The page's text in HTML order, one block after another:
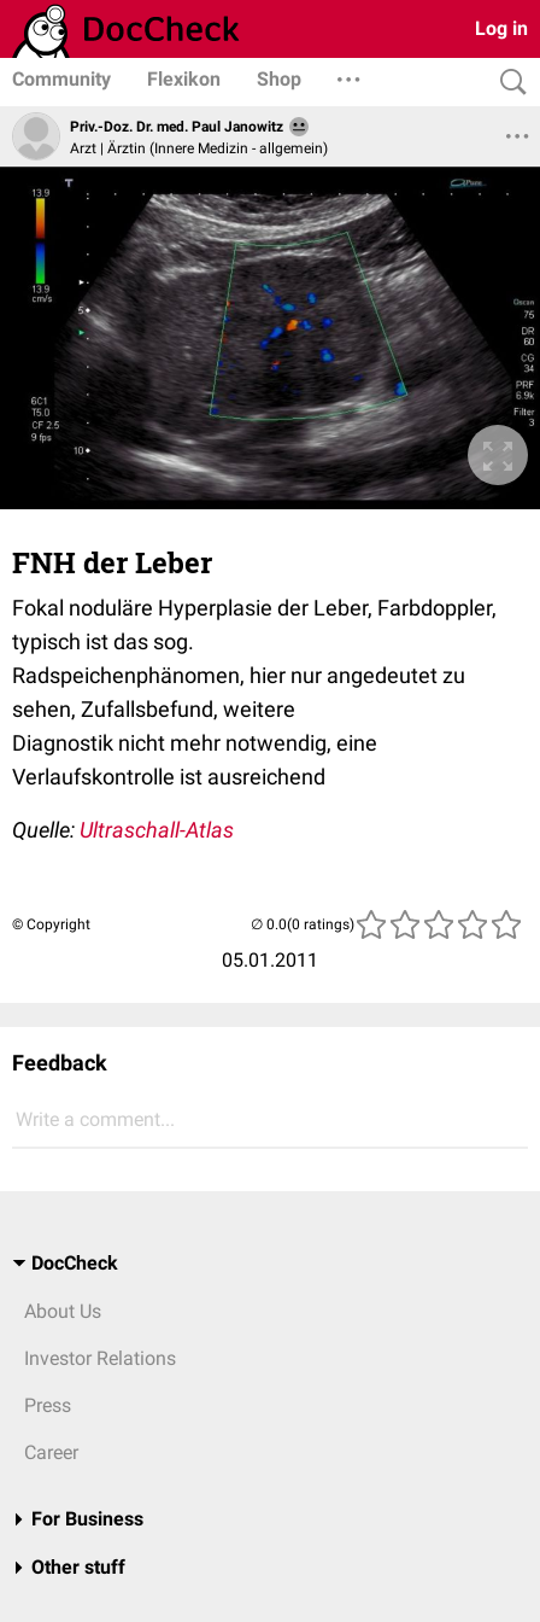
Log in
Community Flexikon Shop
Priv.-Doz. Dr. med. Paul Janowitz
Arzt | Ärztin (Innere Medizin - allgemein)
FNH der Leber
Fokal noduläre Hyperplasie der Leber, Farbdoppler,
typisch ist das sog.
Radspeichenphänomen, hier nur angedeutet zu
sehen, Zufallsbefund, weitere
Diagnostik nicht mehr notwendig, eine
Verlaufskontrolle ist ausreichend
Quelle: Ultraschall-Atlas
© Copyright
05.01.2011
(0 ratings)
Feedback
Write a comment...
DocCheck
About Us
Investor Relations
Press
Career
For Business
Other stuff